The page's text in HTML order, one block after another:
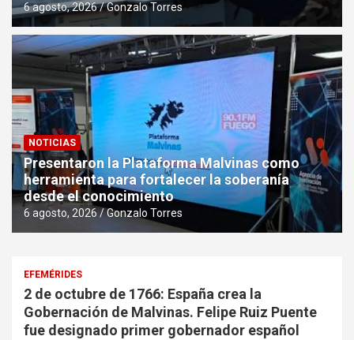
6 agosto, 2026 Gonzalo Torres
NOTICIAS
Presentaron la Plataforma Malvinas como
herramienta para fortalecer la soberanía
desde el conocimiento
6 agosto, 2026 Gonzalo Torres
EFEMÉRIDES
2 de octubre de 1766: España crea la
Gobernación de Malvinas. Felipe Ruiz Puente
fue designado primer gobernador español